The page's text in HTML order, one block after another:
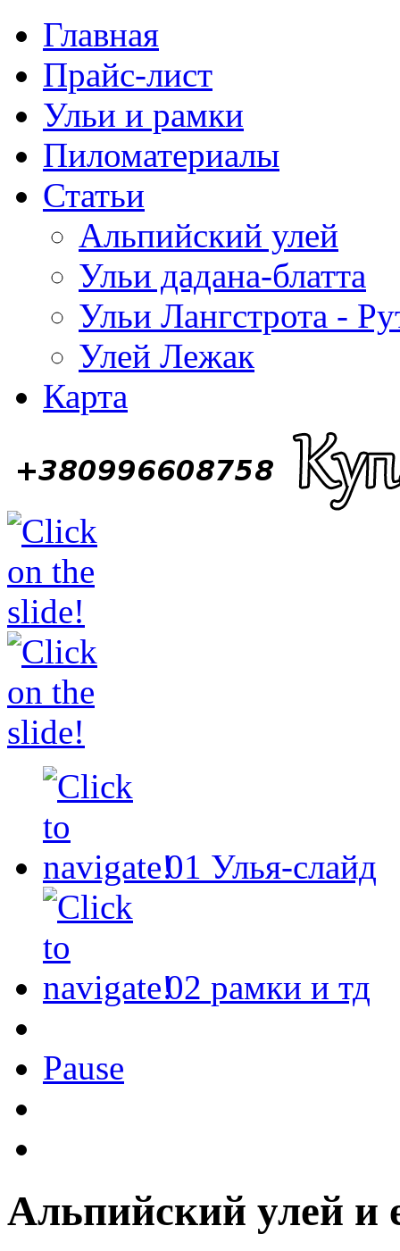
Главная
Прайс-лист
Ульи и рамки
Пиломатериалы
Статьи
Альпийский улей
Ульи дадана-блатта
Ульи Лангстрота -
Улей Лежак
Карта
01 Улья-слайд
02 рамки и тд
Pause
Альпийский улей и